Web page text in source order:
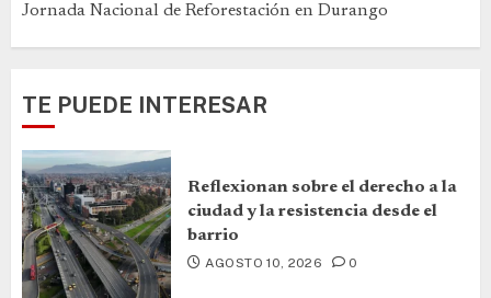
Jornada Nacional de Reforestación en Durango
TE PUEDE INTERESAR
Reflexionan sobre el derecho a la
ciudad y la resistencia desde el
barrio
AGOSTO 10, 2026 0